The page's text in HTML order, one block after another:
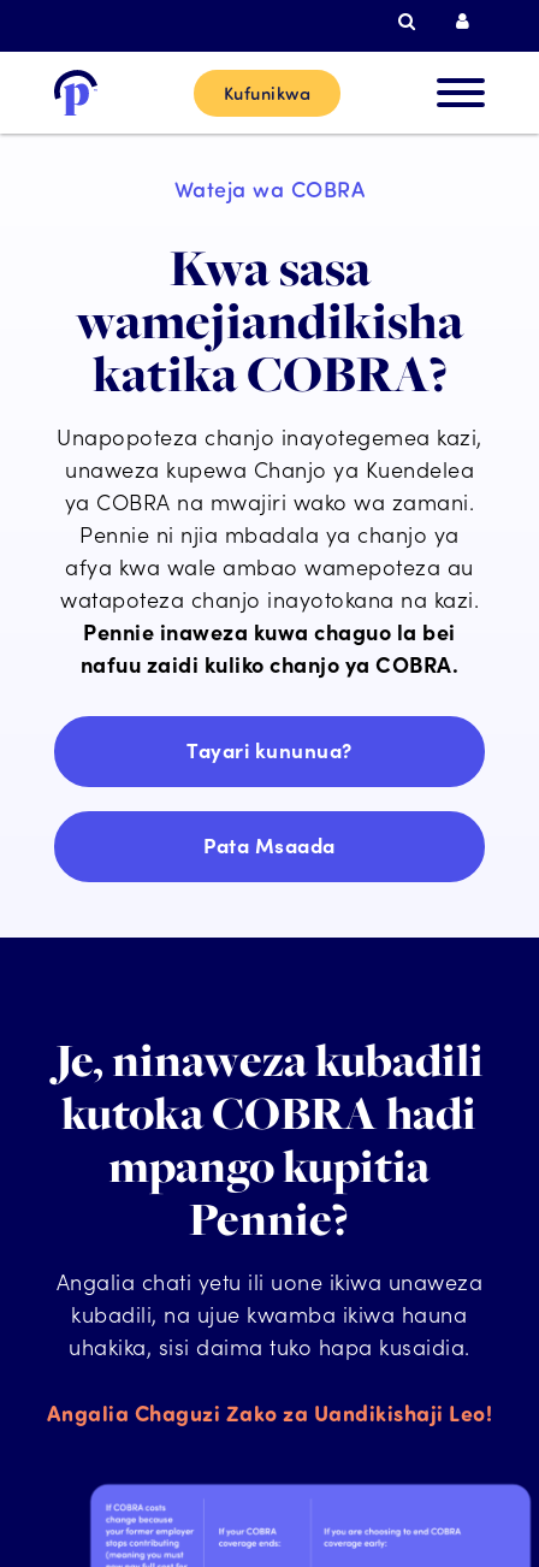
Tafutiza
Kufunikwa
Wateja
Sasa
Msaada
Wateja wa COBRA
Kwa sasa
wamejiandikisha
katika COBRA?
Unapopoteza chanjo inayotegemea kazi,
unaweza kupewa Chanjo ya Kuendelea
ya COBRA na mwajiri wako wa zamani.
Pennie ni njia mbadala ya chanjo ya
afya kwa wale ambao wamepoteza au
watapoteza chanjo inayotokana na kazi.
Pennie inaweza kuwa chaguo la bei
nafuu zaidi kuliko chanjo ya COBRA.
Tayari kununua?
Pata Msaada
Je, ninaweza kubadili
kutoka COBRA hadi
mpango kupitia
Pennie?
Angalia chati yetu ili uone ikiwa unaweza
kubadili, na ujue kwamba ikiwa hauna
uhakika, sisi daima tuko hapa kusaidia.
Angalia Chaguzi Zako za Uandikishaji Leo!